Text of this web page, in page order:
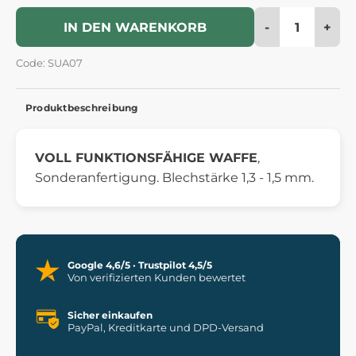
IN DEN WARENKORB - +
Code: SUA07
Produktbeschreibung
VOLL FUNKTIONSFÄHIGE WAFFE,
Sonderanfertigung. Blechstärke 1,3 - 1,5 mm.
Google 4,6/5 · Trustpilot 4,5/5
Von verifizierten Kunden bewertet
Sicher einkaufen
PayPal, Kreditkarte und DPD-Versand